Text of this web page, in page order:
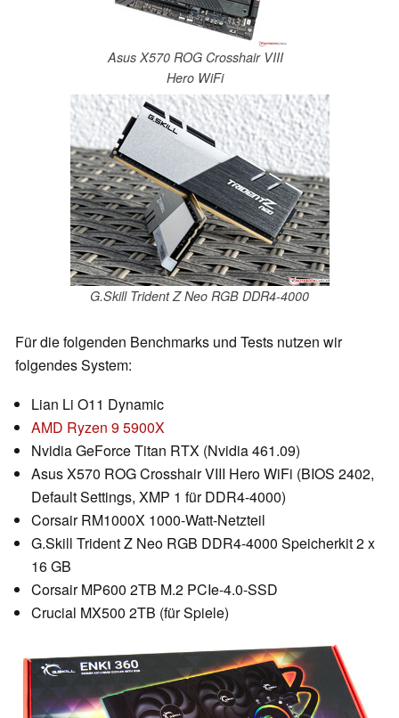
Asus X570 ROG Crosshair VIII
Hero WiFi
G.Skill Trident Z Neo RGB DDR4-4000
Für die folgenden Benchmarks und Tests nutzen wir
folgendes System:
Lian Li O11 Dynamic
AMD Ryzen 9 5900X
Nvidia GeForce Titan RTX (Nvidia 461.09)
Asus X570 ROG Crosshair VIII Hero WiFi (BIOS 2402,
Default Settings, XMP 1 für DDR4-4000)
Corsair RM1000X 1000-Watt-Netzteil
G.Skill Trident Z Neo RGB DDR4-4000 Speicherkit 2 x
16 GB
Corsair MP600 2TB M.2 PCIe-4.0-SSD
Crucial MX500 2TB (für Spiele)